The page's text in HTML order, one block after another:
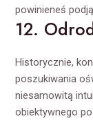
powinieneś
12.
Historycznie,
poszukiwania
niesamowitą
obiektywnego